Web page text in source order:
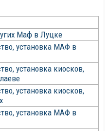
Маф в Луцке
установка МАФ в
установка киосков,
установка киосков,
установка МАФ в